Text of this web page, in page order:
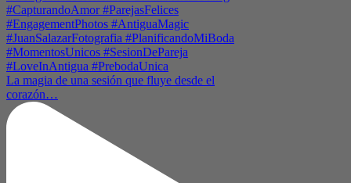
La magia de una sesión que fluye desde el
corazón…